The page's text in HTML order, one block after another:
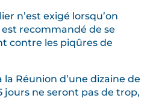
n’est exigé lorsqu’on
recommandé de se
contre les piqûres de
Réunion d’une dizaine de
jours ne seront pas de trop,